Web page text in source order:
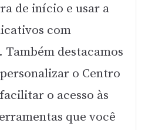
de início e usar a
com
Também destacamos
o Centro
o acesso às
que você